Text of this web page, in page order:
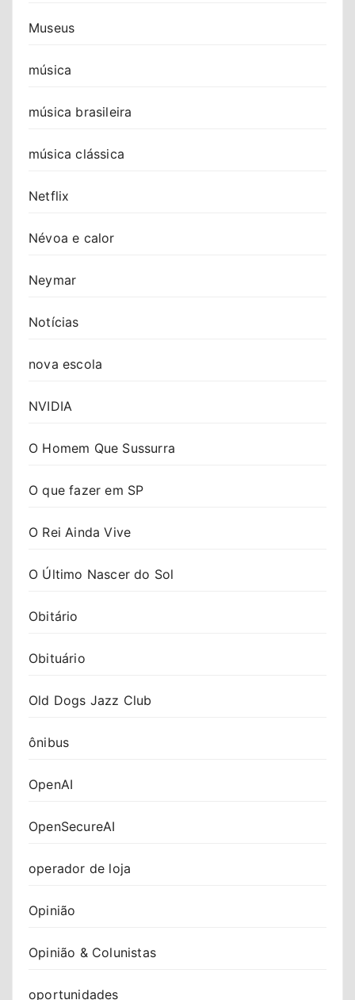
Museus
música
música brasileira
música clássica
Netflix
Névoa e calor
Neymar
Notícias
nova escola
NVIDIA
O Homem Que Sussurra
O que fazer em SP
O Rei Ainda Vive
O Último Nascer do Sol
Obitário
Obituário
Old Dogs Jazz Club
ônibus
OpenAI
OpenSecureAI
operador de loja
Opinião
Opinião & Colunistas
oportunidades